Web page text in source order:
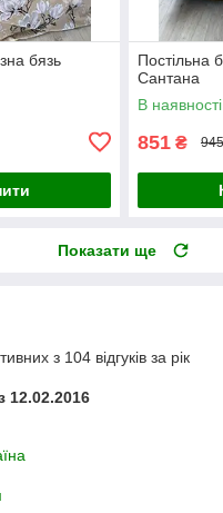
бязь
Постільна
Сантана
В наявності
851 ₴
Показати ще
з 104 відгуків за рік
12.02.2016